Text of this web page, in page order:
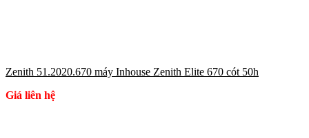
Zenith 51.2020.670 máy Inhouse Zenith Elite 670 cót 50h
Giá liên hệ